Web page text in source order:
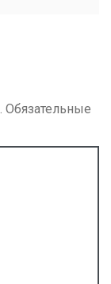
Обязательные